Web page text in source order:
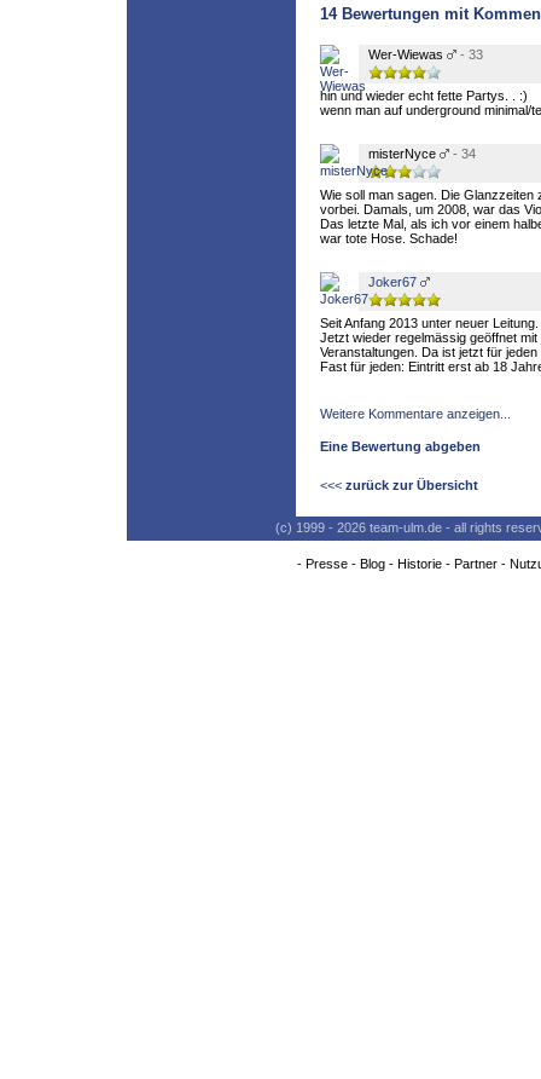
14Bewertungen mit
Wer-Wiewas - 33
hin und wieder echt fette Partys. . :)
wenn man auf underground minimal/
misterNyce - 34
Wie soll man sagen. Die Glanzzeiten
vorbei. Damals, um 2008, war das
Das letzte Mal, als ich vor einem
war tote Hose. Schade!
Joker67
Seit Anfang 2013 unter neuer Leitung.
Jetzt wieder regelmässig geöffnet mit
Veranstaltungen. Da ist jetzt für
Fast für jeden: Eintritt erst ab 18
Weitere Kommentare anzeigen...
Eine Bewertung abgeben
<<< zurück zur Übersicht
(c) 1999 - 2026 team-ulm.de - all rights
- Presse- Blog- Historie- Partner-